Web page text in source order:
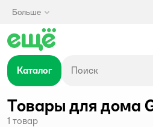
Больше
Каталог
Товары для дома
1 товар